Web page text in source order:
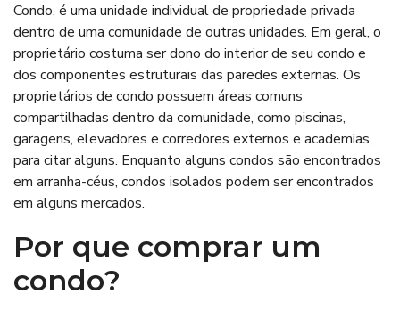
Condo, é uma unidade individual de propriedade privada
dentro de uma comunidade de outras unidades. Em geral, o
proprietário costuma ser dono do interior de seu condo e
dos componentes estruturais das paredes externas. Os
proprietários de condo possuem áreas comuns
compartilhadas dentro da comunidade, como piscinas,
garagens, elevadores e corredores externos e academias,
para citar alguns. Enquanto alguns condos são encontrados
em arranha-céus, condos isolados podem ser encontrados
em alguns mercados.
Por que comprar um
condo?